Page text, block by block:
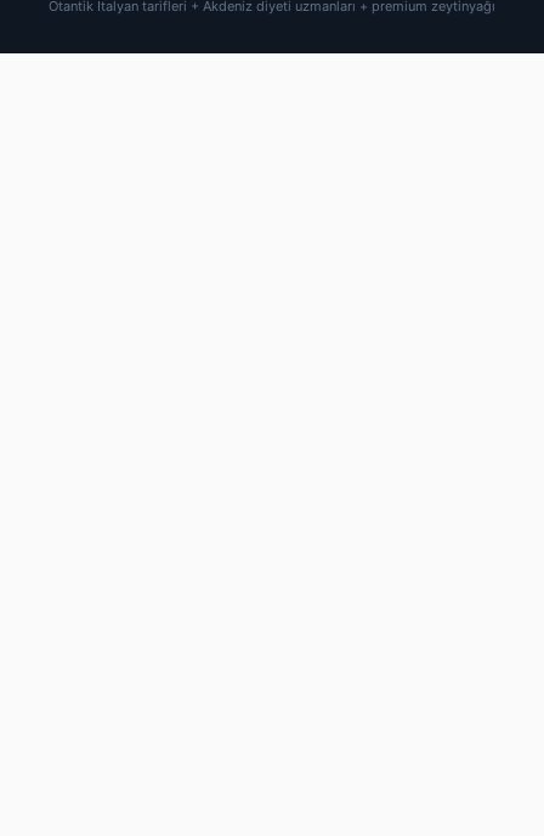
Otantik İtalyan tarifleri + Akdeniz diyeti uzmanları + premium zeytinyağı